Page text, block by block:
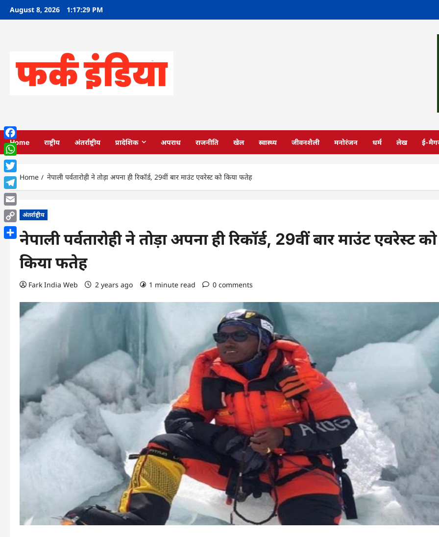
SkipAugust 8, 2026 1:17:30 PM
Home राष्ट्रीय अंतर्राष्ट्रीय प्रादेशिक अपराध राजनीति खेल स्वास्थ्य जीवनशैली मनोरंजन धर्म लेख ई-
Home नेपाली पर्वतारोही ने तोड़ा अपना ही रिकॉर्ड, 29वीं बार माउंट एवरेस्ट को किया फतेह
अंतर्राष्ट्रीय
नेपाली पर्वतारोही ने तोड़ा अपना ही रिकॉर्ड, 29वीं बार माउंट एवरेस्ट को
किया फतेह
Fark India Web 2 years ago 1 minute read 0 comments
Facebook
WhatsApp
Twitter
Telegram
Email
Copy
Link
Share